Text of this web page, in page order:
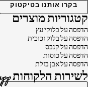
בקרו אותנו בטיקטוק
קטגוריות מוצרים
הדפסה על בלוקי עץ
הדפסה על בלוק זכוכית
הדפסה על קנבס
הדפסה על כוסות
הדפסה על אבן בזלת
לשירות הלקוחות Whatsapp